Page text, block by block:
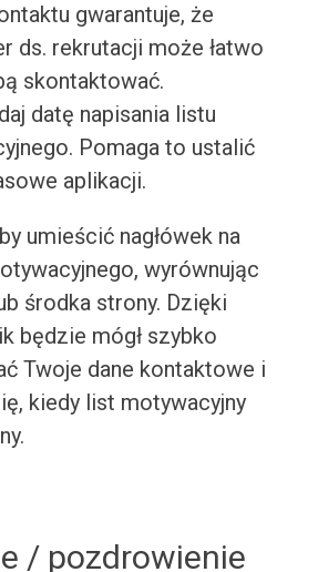
gwarantuje, że
ds. rekrutacji może łatwo
skontaktować.
datę napisania listu
Pomaga to ustalić
aplikacji.
umieścić nagłówek na
wyrównując
środka strony. Dzięki
będzie mógł szybko
Twoje dane kontaktowe i
kiedy list motywacyjny
/ pozdrowienie